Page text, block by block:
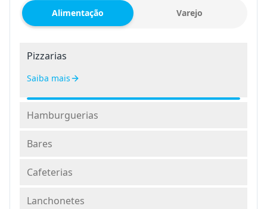
Alimentação Varejo
Pizzarias
Saiba mais
Hamburguerias
Bares
Cafeterias
Lanchonetes